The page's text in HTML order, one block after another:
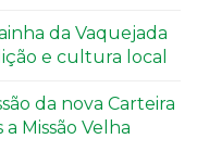
da Vaquejada
e cultura local
da nova Carteira
Missão Velha